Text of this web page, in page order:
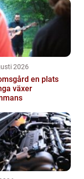
2026
en plats
växer